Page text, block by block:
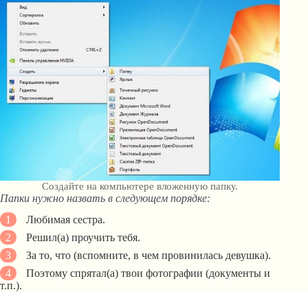
Создайте на компьютере вложенную папку.
Папки нужно назвать в следующем порядке:
Любимая сестра.
Решил(а) проучить тебя.
За то, что (вспомните, в чем провинилась девушка).
Поэтому спрятал(а) твои фотографии (документы и
т.п.).